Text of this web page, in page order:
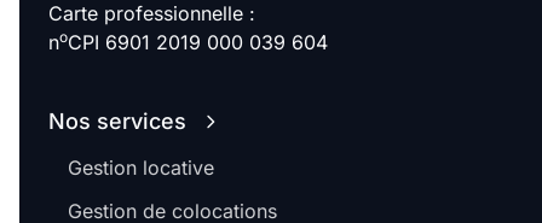
Carte professionnelle :
noCPI 6901 2019 000 039 604
Nos services
Gestion locative
Gestion de colocations